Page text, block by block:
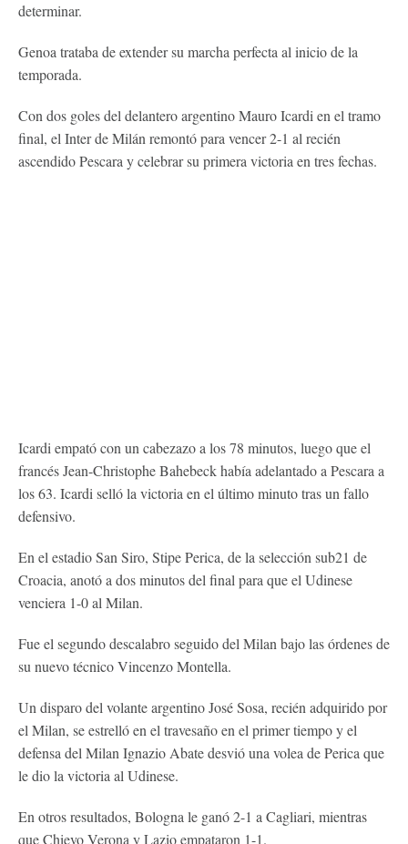
determinar.
Genoa trataba de extender su marcha perfecta al inicio de la
temporada.
Con dos goles del delantero argentino Mauro Icardi en el tramo
final, el Inter de Milán remontó para vencer 2-1 al recién
ascendido Pescara y celebrar su primera victoria en tres fechas.
Icardi empató con un cabezazo a los 78 minutos, luego que el
francés Jean-Christophe Bahebeck había adelantado a Pescara a
los 63. Icardi selló la victoria en el último minuto tras un fallo
defensivo.
En el estadio San Siro, Stipe Perica, de la selección sub21 de
Croacia, anotó a dos minutos del final para que el Udinese
venciera 1-0 al Milan.
Fue el segundo descalabro seguido del Milan bajo las órdenes de
su nuevo técnico Vincenzo Montella.
Un disparo del volante argentino José Sosa, recién adquirido por
el Milan, se estrelló en el travesaño en el primer tiempo y el
defensa del Milan Ignazio Abate desvió una volea de Perica que
le dio la victoria al Udinese.
En otros resultados, Bologna le ganó 2-1 a Cagliari, mientras
que Chievo Verona y Lazio empataron 1-1.